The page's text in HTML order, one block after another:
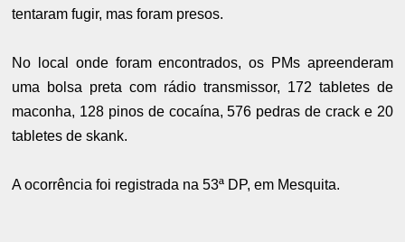
tentaram fugir, mas foram presos.
No local onde foram encontrados, os PMs apreenderam
uma bolsa preta com rádio transmissor, 172 tabletes de
maconha, 128 pinos de cocaína, 576 pedras de crack e 20
tabletes de skank.
A ocorrência foi registrada na 53ª DP, em Mesquita.